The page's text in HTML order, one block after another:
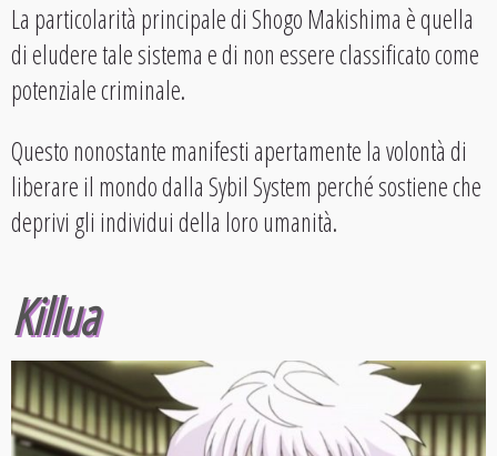
La particolarità principale di Shogo Makishima è quella
di eludere tale sistema e di non essere classificato come
potenziale criminale.
Questo nonostante manifesti apertamente la volontà di
liberare il mondo dalla Sybil System perché sostiene che
deprivi gli individui della loro umanità.
Killua